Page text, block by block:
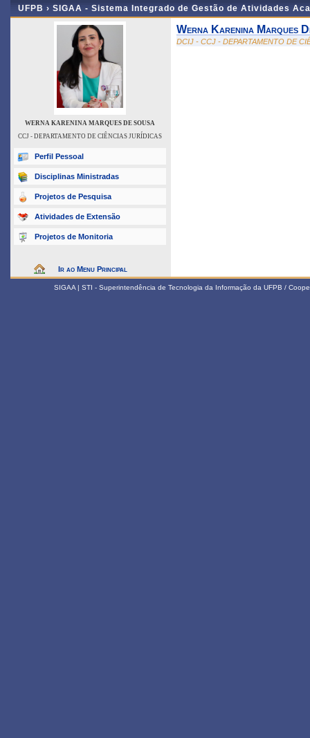
UFPB › SIGAA - Sistema Integrado de Gestão de Atividades
WERNA KARENINA MARQUES DE SOUSA
CCJ - DEPARTAMENTO DE CIÊNCIAS JURÍDICAS
Perfil Pessoal
Disciplinas Ministradas
Projetos de Pesquisa
Atividades de Extensão
Projetos de Monitoria
Ir ao Menu Principal
Werna Karenina Marques
DCIJ - CCJ - DEPARTAMENTO DE
SIGAA | STI - Superintendência de Tecnologia da Informação da UFPB /